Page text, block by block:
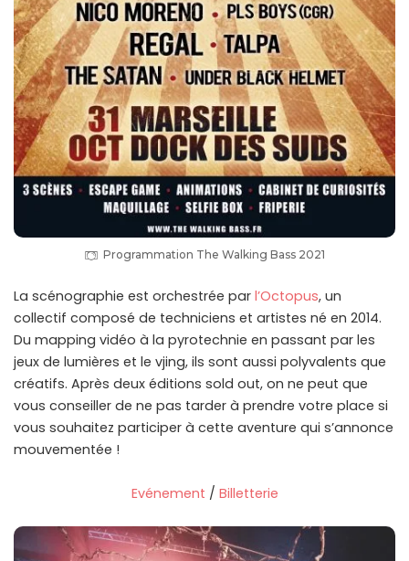
Programmation The Walking Bass 2021
La scénographie est orchestrée par l’Octopus, un
collectif composé de techniciens et artistes né en 2014.
Du mapping vidéo à la pyrotechnie en passant par les
jeux de lumières et le vjing, ils sont aussi polyvalents que
créatifs. Après deux éditions sold out, on ne peut que
vous conseiller de ne pas tarder à prendre votre place si
vous souhaitez participer à cette aventure qui s’annonce
mouvementée !
Evénement / Billetterie